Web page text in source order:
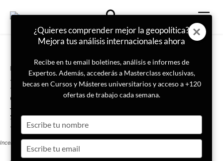
Portada
Rusia lanza un ataque masivo
contra Kiev que provoca muertos
y el incendio en la catedral de la
Dormición
Incendio Catedral Dormición, Kiev
¿Quieres comprender mejor la geopolítica?
Mejora tus análisis internacionales ahora
Recibe en tu email boletines, análisis e informes de
Expertos. Además, accederás a Masterclass exclusivas,
becas en Cursos y Másteres universitarios y acceso a +120
ofertas de trabajo cada semana.
your
name
your